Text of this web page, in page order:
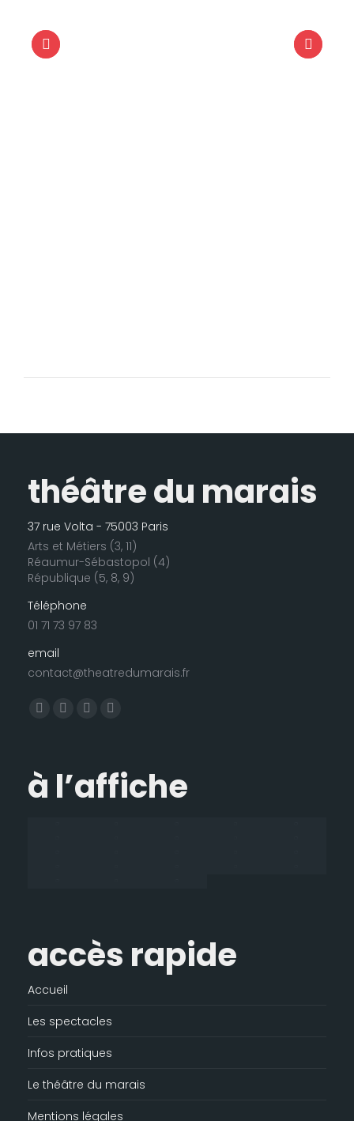
théâtre du marais
37 rue Volta - 75003 Paris
Arts et Métiers (3, 11)
Réaumur-Sébastopol (4)
République (5, 8, 9)
Téléphone
01 71 73 97 83
email
contact@theatredumarais.fr
Trouvez nous sur :
s'ouvre
dans
s'ouvre
dans
s'ouvre
dans
mail
s'ouvre
à l’affiche
accès rapide
Accueil
Les spectacles
Infos pratiques
Le théâtre du marais
Mentions légales